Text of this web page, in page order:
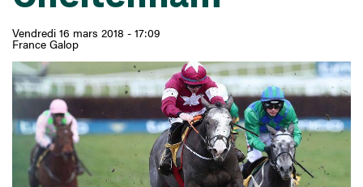
Vendredi 16 mars 2018 - 17:09
France Galop